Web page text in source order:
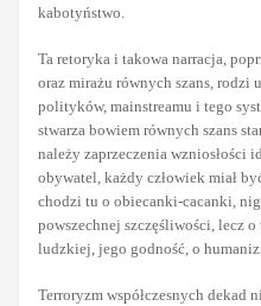
kabotyństwo.
Ta retoryka i takowa narracja,
oraz mirażu równych szans, rodzi
polityków, mainstreamu i tego
stwarza bowiem równych szans
należy zaprzeczenia wzniosłości
obywatel, każdy człowiek miał
chodzi tu o obiecanki-cacanki,
powszechnej szczęśliwości, lecz
ludzkiej, jego godność, o
Terroryzm współczesnych dekad